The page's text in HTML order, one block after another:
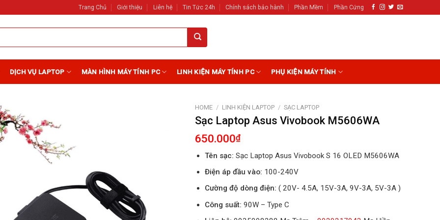
Trang Chủ Giới thiệu Liên hệ Tin Tức 24h Chính sách bảo hành Phần Mềm Phần Cứng
DỊCH VỤ LAPTOP MÀN HÌNH MÁY TÍNH PC LINH KIỆN MÁY TÍNH PC PHỤ KIỆN MÁY TÍNH
HOME / LINH KIỆN LAPTOP / SẠC LAPTOP
Sạc Laptop Asus Vivobook M5606WA
650.000₫
Tên sạc: Sạc Laptop Asus Vivobook S 16 OLED M5606WA
Điện áp đầu vào: 100-240V
Cường độ dòng điện: ( 20V- 4.5A, 15V-3A, 9V-3A, 5V-3A )
Công suất: 90W – Type C